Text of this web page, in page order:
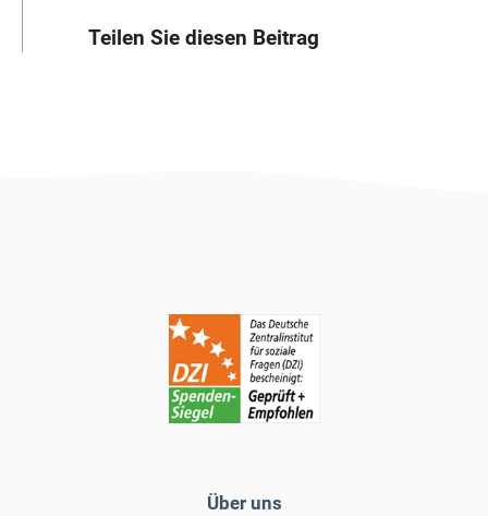
Teilen Sie diesen Beitrag
Über uns